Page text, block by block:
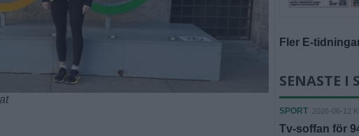
Fler E-
SENASTE I
SPORT 2026-06-12
Tv-soffan för